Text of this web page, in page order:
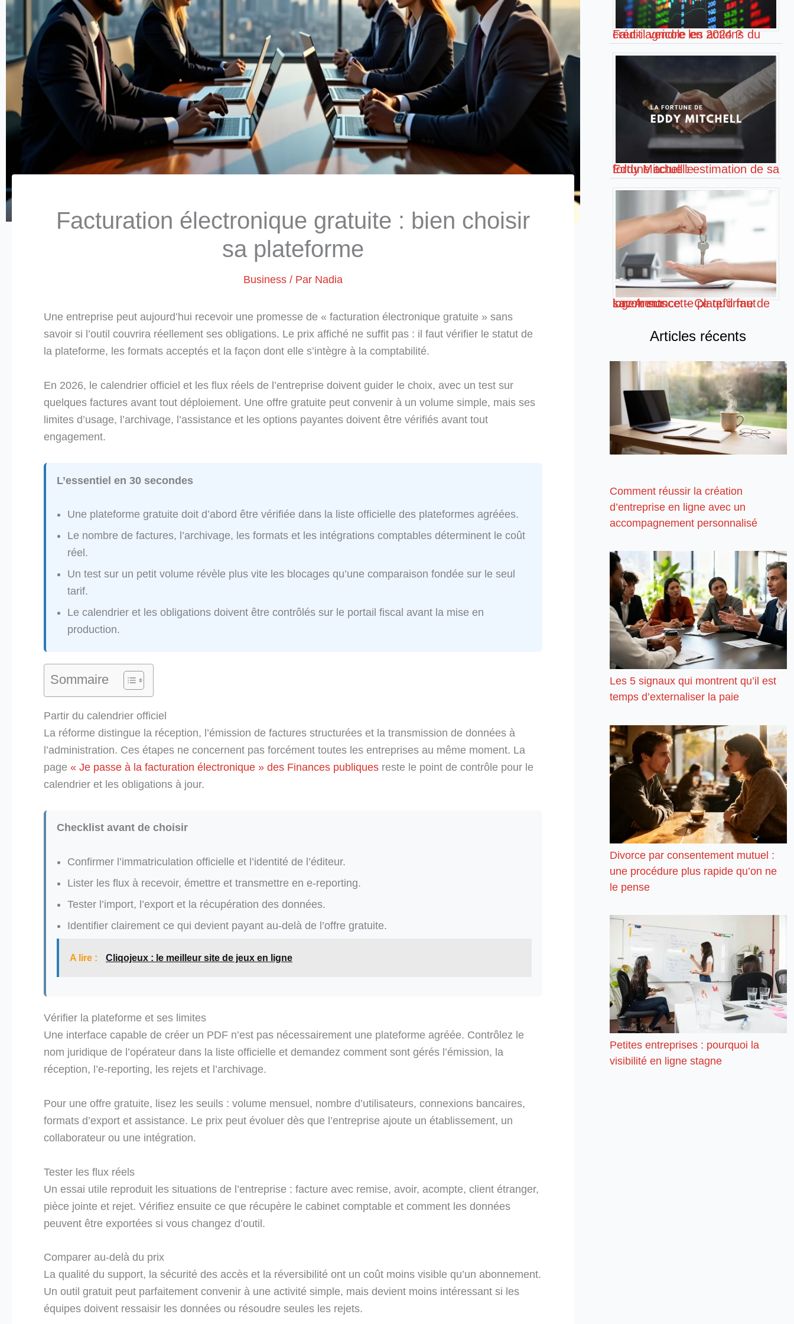
Facturation électronique gratuite : bien choisir
sa plateforme
Business/ Par Nadia
Une entreprise peut aujourd’hui recevoir une promesse de « facturation électronique gratuite » sans
savoir si l’outil couvrira réellement ses obligations. Le prix affiché ne suffit pas : il faut vérifier le statut de
la plateforme, les formats acceptés et la façon dont elle s’intègre à la comptabilité.
En 2026, le calendrier officiel et les flux réels de l’entreprise doivent guider le choix, avec un test sur
quelques factures avant tout déploiement. Une offre gratuite peut convenir à un volume simple, mais ses
limites d’usage, l’archivage, l’assistance et les options payantes doivent être vérifiés avant tout
engagement.
L’essentiel en 30 secondes
Une plateforme gratuite doit d’abord être vérifiée dans la liste officielle des plateformes agréées.
Le nombre de factures, l’archivage, les formats et les intégrations comptables déterminent le coût
réel.
Un test sur un petit volume révèle plus vite les blocages qu’une comparaison fondée sur le seul
tarif.
Le calendrier et les obligations doivent être contrôlés sur le portail fiscal avant la mise en
production.
Sommaire
Partir du calendrier officiel
La réforme distingue la réception, l’émission de factures structurées et la transmission de données à
l’administration. Ces étapes ne concernent pas forcément toutes les entreprises au même moment. La
page « Je passe à la facturation électronique » des Finances publiques reste le point de contrôle pour le
calendrier et les obligations à jour.
Checklist avant de choisir
Confirmer l’immatriculation officielle et l’identité de l’éditeur.
Lister les flux à recevoir, émettre et transmettre en e-reporting.
Tester l’import, l’export et la récupération des données.
Identifier clairement ce qui devient payant au-delà de l’offre gratuite.
A lire : Cliqojeux : le meilleur site de jeux en ligne
Vérifier la plateforme et ses limites
Une interface capable de créer un PDF n’est pas nécessairement une plateforme agréée. Contrôlez le
nom juridique de l’opérateur dans la liste officielle et demandez comment sont gérés l’émission, la
réception, l’e-reporting, les rejets et l’archivage.
Pour une offre gratuite, lisez les seuils : volume mensuel, nombre d’utilisateurs, connexions bancaires,
formats d’export et assistance. Le prix peut évoluer dès que l’entreprise ajoute un établissement, un
collaborateur ou une intégration.
Tester les flux réels
Un essai utile reproduit les situations de l’entreprise : facture avec remise, avoir, acompte, client étranger,
pièce jointe et rejet. Vérifiez ensuite ce que récupère le cabinet comptable et comment les données
peuvent être exportées si vous changez d’outil.
Comparer au-delà du prix
La qualité du support, la sécurité des accès et la réversibilité ont un coût moins visible qu’un abonnement.
Un outil gratuit peut parfaitement convenir à une activité simple, mais devient moins intéressant si les
équipes doivent ressaisir les données ou résoudre seules les rejets.
Faut-il vendre les actions du crédit agricole en 2024 ?
Eddy Mitchell : estimation de sa fortune actuelle
Loc Annonce – Ce qu’il faut savoir sur cette plateforme de logements
Articles récents
Comment réussir la création
d’entreprise en ligne avec un
accompagnement personnalisé
Les 5 signaux qui montrent qu’il est
temps d’externaliser la paie
Divorce par consentement mutuel :
une procédure plus rapide qu’on ne
le pense
Petites entreprises : pourquoi la
visibilité en ligne stagne